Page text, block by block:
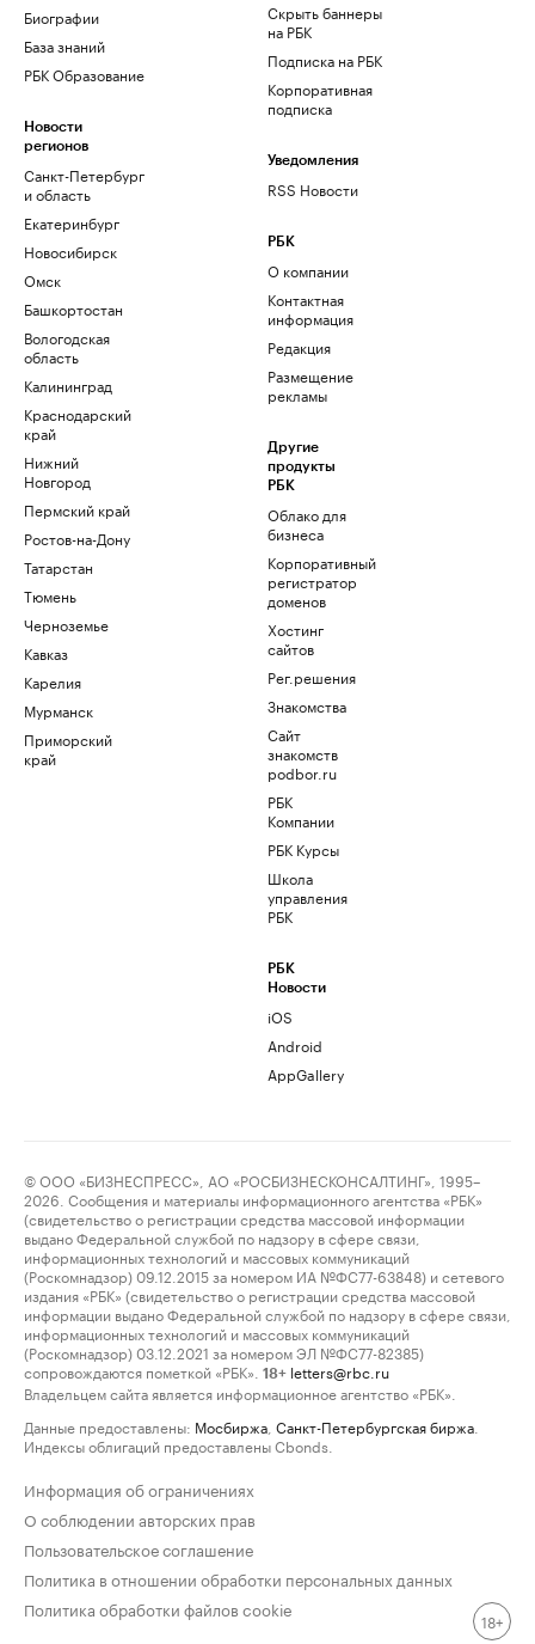
Биографии
База знаний
РБК Образование
Новости
регионов
Санкт-Петербург
и область
Екатеринбург
Новосибирск
Омск
Башкортостан
Вологодская
область
Калининград
Краснодарский
край
Нижний
Новгород
Пермский край
Ростов-на-Дону
Татарстан
Тюмень
Черноземье
Кавказ
Карелия
Мурманск
Приморский
край
Скрыть баннеры
на РБК
Подписка на РБК
Корпоративная
подписка
Уведомления
RSS Новости
РБК
О компании
Контактная
информация
Редакция
Размещение
рекламы
Другие
продукты
РБК
Облако для
бизнеса
Корпоративный
регистратор
доменов
Хостинг
сайтов
Рег.решения
Знакомства
Сайт
знакомств
podbor.ru
РБК
Компании
РБК Курсы
Школа
управления
РБК
РБК
Новости
iOS
Android
AppGallery
© ООО «БИЗНЕСПРЕСС», АО «РОСБИЗНЕСКОНСАЛТИНГ», 1995–
2026. Сообщения и материалы информационного агентства «РБК»
(свидетельство о регистрации средства массовой информации
выдано Федеральной службой по надзору в сфере связи,
информационных технологий и массовых коммуникаций
(Роскомнадзор) 09.12.2015 за номером ИА №ФС77-63848) и сетевого
издания «РБК» (свидетельство о регистрации средства массовой
информации выдано Федеральной службой по надзору в сфере связи,
информационных технологий и массовых коммуникаций
(Роскомнадзор) 03.12.2021 за номером ЭЛ №ФС77-82385)
сопровождаются пометкой «РБК».
18+ letters@rbc.ru
Владельцем сайта является информационное агентство «РБК».
Данные предоставлены: Мосбиржа Санкт-Петербургская биржа
Индексы облигаций предоставлены Cbonds.
Информация об ограничениях
О соблюдении авторских прав
Пользовательское соглашение
Политика в отношении обработки персональных данных
Политика обработки файлов cookie
18+